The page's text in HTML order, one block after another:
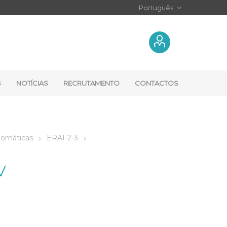
NOTÍCIAS RECRUTAMENTO CONTACTOS
ERA1-2-3